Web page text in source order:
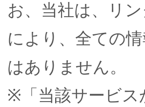
お、当社は、リ
により、全ての
はありません。
※「当該サービス